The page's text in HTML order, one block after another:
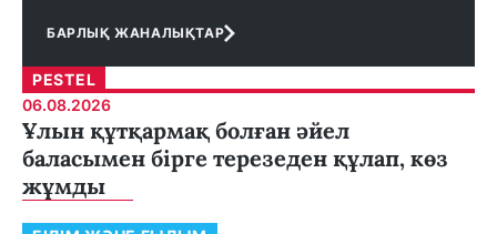
БАРЛЫҚ ЖАНАЛЫҚТАР
PESTEL
06.08.2026
Ұлын құтқармақ болған әйел
баласымен бірге терезеден құлап, көз
жұмды